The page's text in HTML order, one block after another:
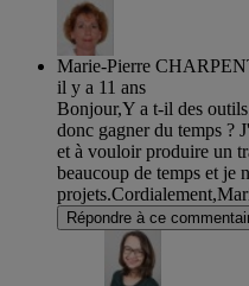
Marie-Pierre
il y a 11 ans
Bonjour,Y a t-il des
donc gagner du temps ?
et à vouloir produire un
beaucoup de temps et je
Répondre à ce